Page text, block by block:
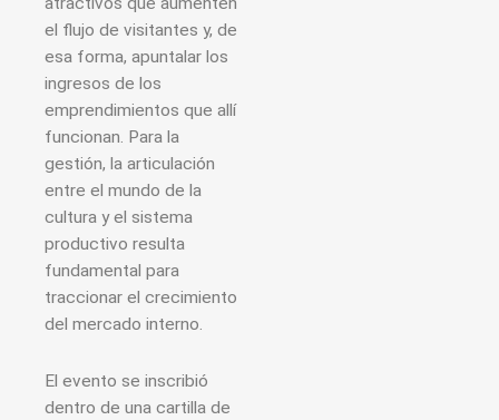
el flujo de visitantes y, de
esa forma, apuntalar los
ingresos de los
emprendimientos que allí
funcionan. Para la
gestión, la articulación
entre el mundo de la
cultura y el sistema
productivo resulta
fundamental para
traccionar el crecimiento
del mercado interno.
El evento se inscribió
dentro de una cartilla de